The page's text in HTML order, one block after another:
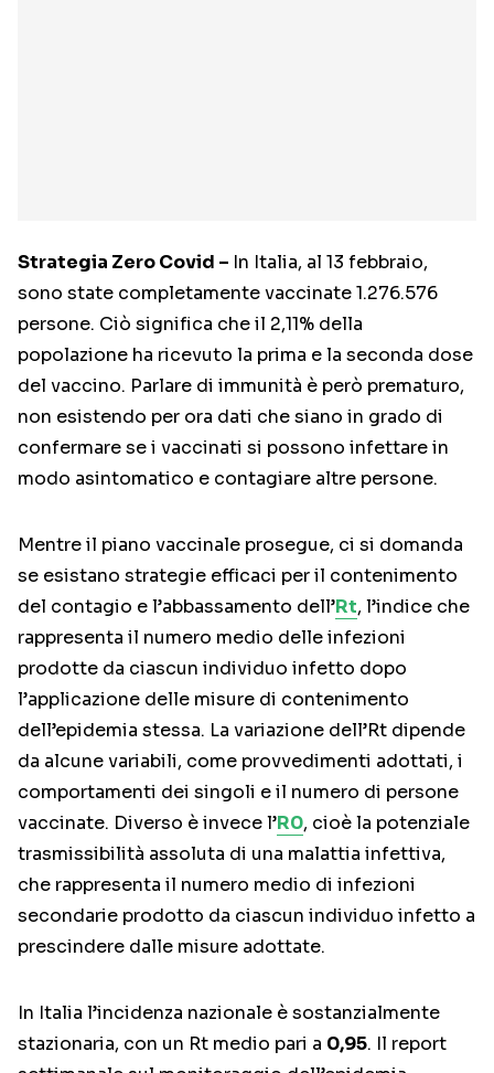
Strategia Zero Covid – In Italia, al 13 febbraio,
sono state completamente vaccinate 1.276.576
persone. Ciò significa che il 2,11% della
popolazione ha ricevuto la prima e la seconda dose
del vaccino. Parlare di immunità è però prematuro,
non esistendo per ora dati che siano in grado di
confermare se i vaccinati si possono infettare in
modo asintomatico e contagiare altre persone.
Mentre il piano vaccinale prosegue, ci si domanda
se esistano strategie efficaci per il contenimento
del contagio e l’abbassamento dell’Rt, l’indice che
rappresenta il numero medio delle infezioni
prodotte da ciascun individuo infetto dopo
l’applicazione delle misure di contenimento
dell’epidemia stessa. La variazione dell’Rt dipende
da alcune variabili, come provvedimenti adottati, i
comportamenti dei singoli e il numero di persone
vaccinate. Diverso è invece l’R0, cioè la potenziale
trasmissibilità assoluta di una malattia infettiva,
che rappresenta il numero medio di infezioni
secondarie prodotto da ciascun individuo infetto a
prescindere dalle misure adottate.
In Italia l’incidenza nazionale è sostanzialmente
stazionaria, con un Rt medio pari a 0,95. Il report